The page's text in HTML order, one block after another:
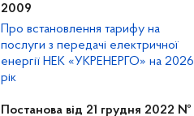
2009
Про встановлення тарифу на
послуги з передачі електричної
енергії НЕК «УКРЕНЕРГО» на 2026
рік
Постанова від 21 грудня 2022 №